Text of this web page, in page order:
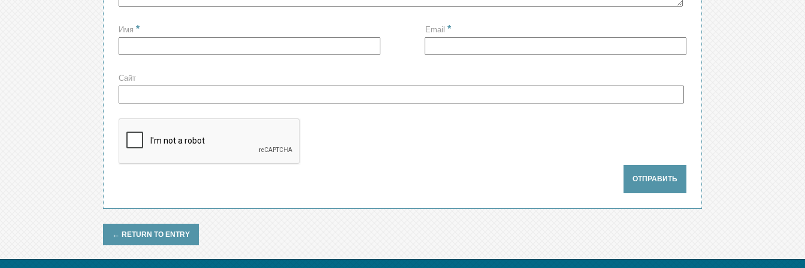
Имя * Email*
Сайт
← RETURN TO ENTRY